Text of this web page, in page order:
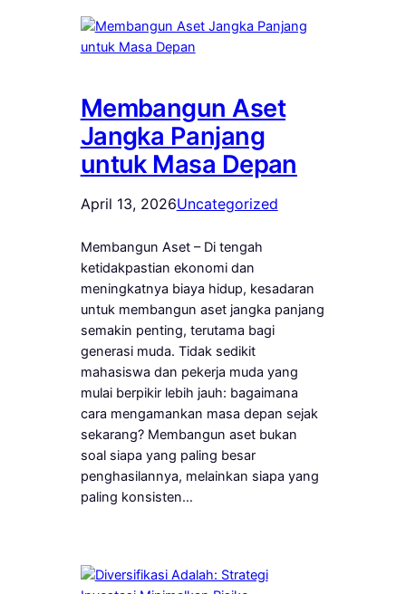
Membangun Aset
Jangka Panjang
untuk Masa Depan
April 13, 2026Uncategorized
Membangun Aset – Di tengah
ketidakpastian ekonomi dan
meningkatnya biaya hidup, kesadaran
untuk membangun aset jangka panjang
semakin penting, terutama bagi
generasi muda. Tidak sedikit
mahasiswa dan pekerja muda yang
mulai berpikir lebih jauh: bagaimana
cara mengamankan masa depan sejak
sekarang? Membangun aset bukan
soal siapa yang paling besar
penghasilannya, melainkan siapa yang
paling konsisten…